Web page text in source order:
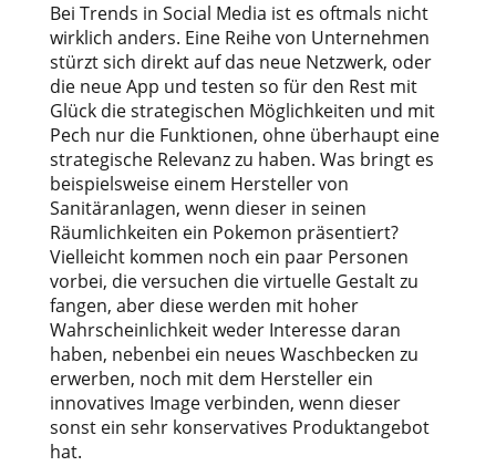
Bei Trends in Social Media ist es oftmals nicht
wirklich anders. Eine Reihe von Unternehmen
stürzt sich direkt auf das neue Netzwerk, oder
die neue App und testen so für den Rest mit
Glück die strategischen Möglichkeiten und mit
Pech nur die Funktionen, ohne überhaupt eine
strategische Relevanz zu haben. Was bringt es
beispielsweise einem Hersteller von
Sanitäranlagen, wenn dieser in seinen
Räumlichkeiten ein Pokemon präsentiert?
Vielleicht kommen noch ein paar Personen
vorbei, die versuchen die virtuelle Gestalt zu
fangen, aber diese werden mit hoher
Wahrscheinlichkeit weder Interesse daran
haben, nebenbei ein neues Waschbecken zu
erwerben, noch mit dem Hersteller ein
innovatives Image verbinden, wenn dieser
sonst ein sehr konservatives Produktangebot
hat.